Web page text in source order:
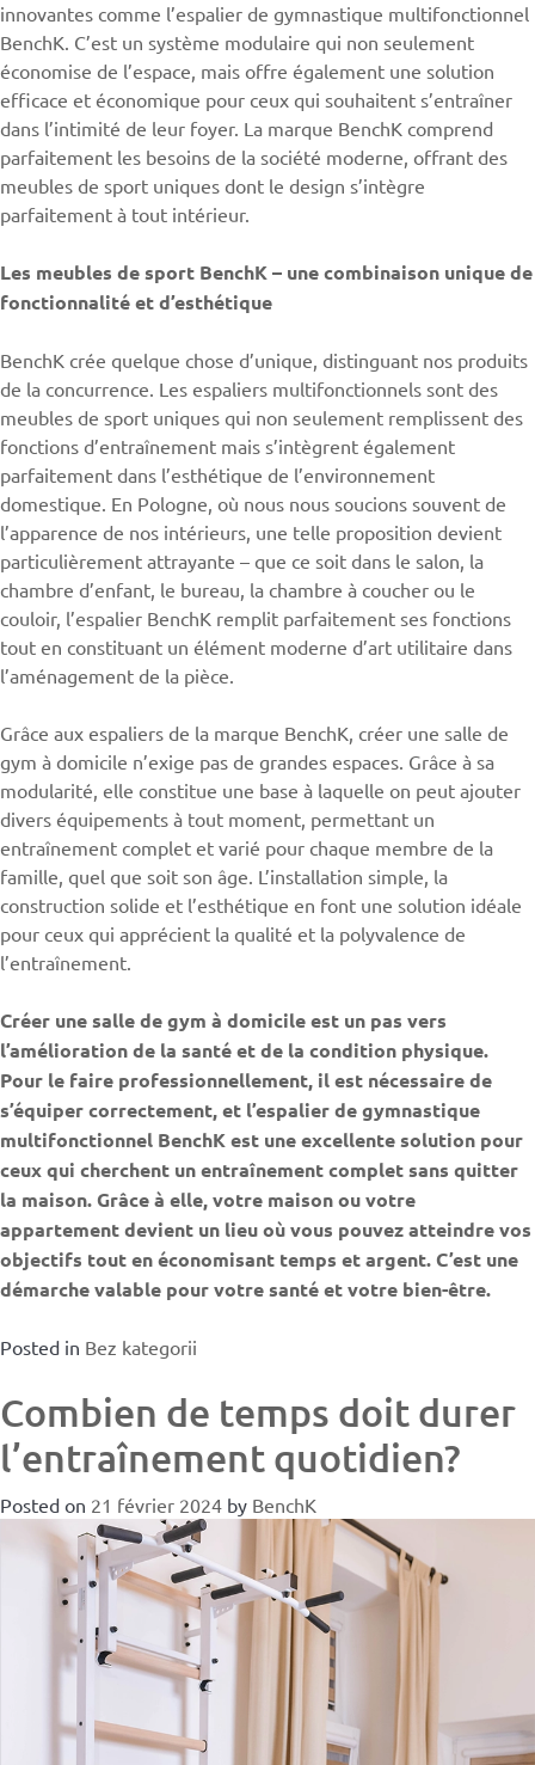
innovantes comme l’espalier de gymnastique multifonctionnel
BenchK. C’est un système modulaire qui non seulement
économise de l’espace, mais offre également une solution
efficace et économique pour ceux qui souhaitent s’entraîner
dans l’intimité de leur foyer. La marque BenchK comprend
parfaitement les besoins de la société moderne, offrant des
meubles de sport uniques dont le design s’intègre
parfaitement à tout intérieur.
Les meubles de sport BenchK – une combinaison unique de
fonctionnalité et d’esthétique
BenchK crée quelque chose d’unique, distinguant nos produits
de la concurrence. Les espaliers multifonctionnels sont des
meubles de sport uniques qui non seulement remplissent des
fonctions d’entraînement mais s’intègrent également
parfaitement dans l’esthétique de l’environnement
domestique. En Pologne, où nous nous soucions souvent de
l’apparence de nos intérieurs, une telle proposition devient
particulièrement attrayante – que ce soit dans le salon, la
chambre d’enfant, le bureau, la chambre à coucher ou le
couloir, l’espalier BenchK remplit parfaitement ses fonctions
tout en constituant un élément moderne d’art utilitaire dans
l’aménagement de la pièce.
Grâce aux espaliers de la marque BenchK, créer une salle de
gym à domicile n’exige pas de grandes espaces. Grâce à sa
modularité, elle constitue une base à laquelle on peut ajouter
divers équipements à tout moment, permettant un
entraînement complet et varié pour chaque membre de la
famille, quel que soit son âge. L’installation simple, la
construction solide et l’esthétique en font une solution idéale
pour ceux qui apprécient la qualité et la polyvalence de
l’entraînement.
Créer une salle de gym à domicile est un pas vers
l’amélioration de la santé et de la condition physique.
Pour le faire professionnellement, il est nécessaire de
s’équiper correctement, et l’espalier de gymnastique
multifonctionnel BenchK est une excellente solution pour
ceux qui cherchent un entraînement complet sans quitter
la maison. Grâce à elle, votre maison ou votre
appartement devient un lieu où vous pouvez atteindre vos
objectifs tout en économisant temps et argent. C’est une
démarche valable pour votre santé et votre bien-être.
Posted in Bez kategorii
Combien de temps doit durer
l’entraînement quotidien?
Posted on 21 février 2024 by BenchK